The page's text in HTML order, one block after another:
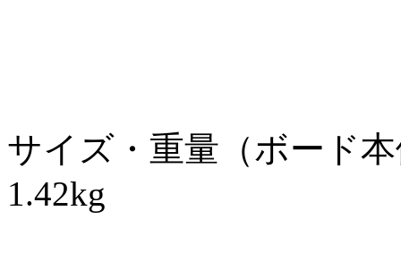
サイズ・重量（ボード本
1.42kg